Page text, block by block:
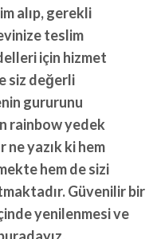
alıp, gerekli
teslim
için hizmet
siz değerli
gururunu
rainbow yedek
ne yazık ki hem
hem de sizi
Güvenilir bir
yenilenmesi ve